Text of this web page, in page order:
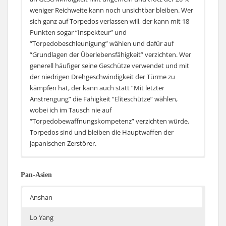
weniger Reichweite kann noch unsichtbar bleiben. Wer
sich ganz auf Torpedos verlassen will, der kann mit 18
Punkten sogar “Inspekteur” und
“Torpedobeschleunigung” wählen und dafür auf
“Grundlagen der Überlebensfähigkeit” verzichten. Wer
generell häufiger seine Geschütze verwendet und mit
der niedrigen Drehgeschwindigkeit der Türme zu
kämpfen hat, der kann auch statt “Mit letzter
Anstrengung” die Fähigkeit “Eliteschütze” wählen,
wobei ich im Tausch nie auf
“Torpedobewaffnungskompetenz” verzichten würde.
Torpedos sind und bleiben die Hauptwaffen der
japanischen Zerstörer.
Pan-Asien
Anshan
Lo Yang